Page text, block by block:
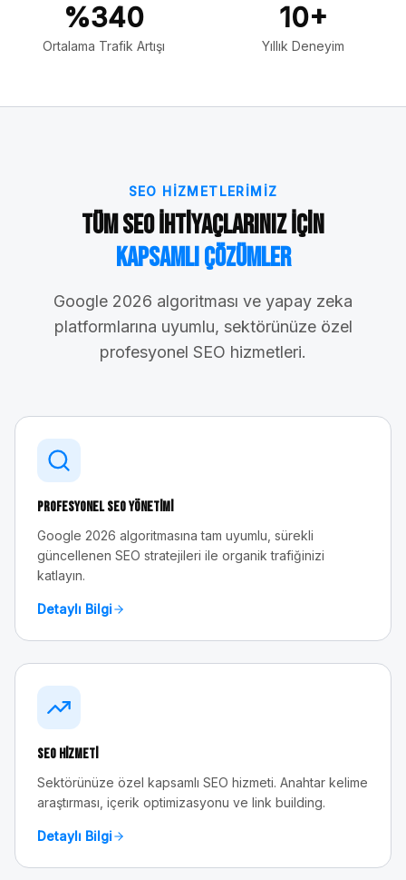
%340
Ortalama Trafik Artışı
10+
Yıllık Deneyim
SEO HIZMETLERIMIZ
Tüm SEO İhtiyaçlarınız İçin
Kapsamlı Çözümler
Google 2026 algoritması ve yapay zeka
platformlarına uyumlu, sektörünüze özel
profesyonel SEO hizmetleri.
Profesyonel SEO Yönetimi
Google 2026 algoritmasına tam uyumlu, sürekli
güncellenen SEO stratejileri ile organik trafiğinizi
katlayın.
Detaylı Bilgi
SEO Hizmeti
Sektörünüze özel kapsamlı SEO hizmeti. Anahtar kelime
araştırması, içerik optimizasyonu ve link building.
Detaylı Bilgi